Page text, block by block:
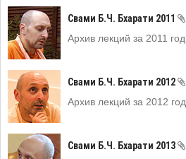
Свами Б.Ч. Бхарати 2011
Архив лекций за 2011 год
Свами Б.Ч. Бхарати 2012
Архив лекций за 2012 год
Свами Б.Ч. Бхарати 2013